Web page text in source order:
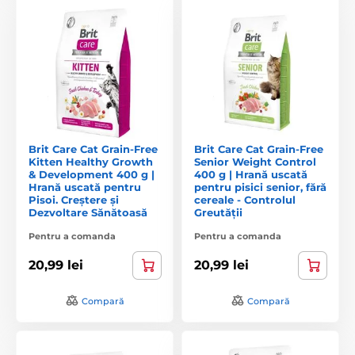
Brit Care Cat Grain-Free
Kitten Healthy Growth
& Development 400 g |
Hrană uscată pentru
Pisoi. Creștere și
Dezvoltare Sănătoasă
Pentru a comanda
20,99 lei
Compară
Brit Care Cat Grain-Free
Senior Weight Control
400 g | Hrană uscată
pentru pisici senior, fără
cereale - Controlul
Greutății
Pentru a comanda
20,99 lei
Compară